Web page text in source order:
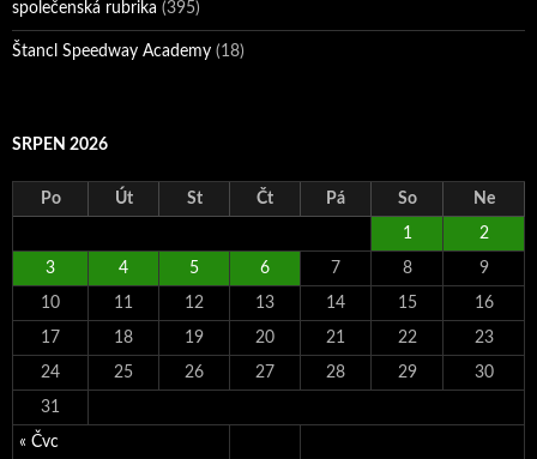
společenská rubrika (395)
Štancl Speedway Academy (18)
SRPEN 2026
Po Út St Čt Pá So Ne
« Čvc
1 2
3 4 5 6 7 8 9
10 11 12 13 14 15 16
17 18 19 20 21 22 23
24 25 26 27 28 29 30
31